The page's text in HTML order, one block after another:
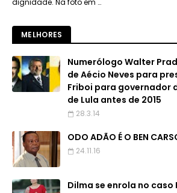
dignidade. Na foto em …
MELHORES
Numerólogo Walter
de Aécio Neves para
Friboi para governador
de Lula antes de 2015
28.3.14
ODO ADÃO É O BEN
24.11.16
Dilma se enrola no caso